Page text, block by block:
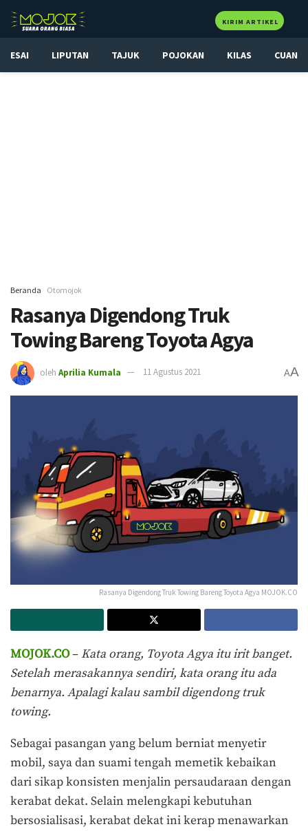
KIRIM ARTIKEL
ESAI LIPUTAN TAJUK POJOKAN KILAS CUAN
Beranda Otomojok
Rasanya Digendong Truk
Towing Bareng Toyota Agya
oleh Aprilia Kumala 11 Agustus 2021 AA
Rasanya Digendong Truk Towing Bareng Toyota Agya MOJOK.CO
MOJOK.CO– Kata orang, Toyota Agya itu irit banget.
Setelah merasakannya sendiri, kata orang itu ada
benarnya. Apalagi kalau sambil digendong truk
towing.
Sebagai pasangan yang belum berniat menyetir
mobil, saya dan suami tengah memetik kebaikan
dari sikap konsisten menjalin persaudaraan dengan
kerabat dekat. Selain melengkapi kebutuhan
bersosialisasi, kerabat dekat ini kerap menawarkan